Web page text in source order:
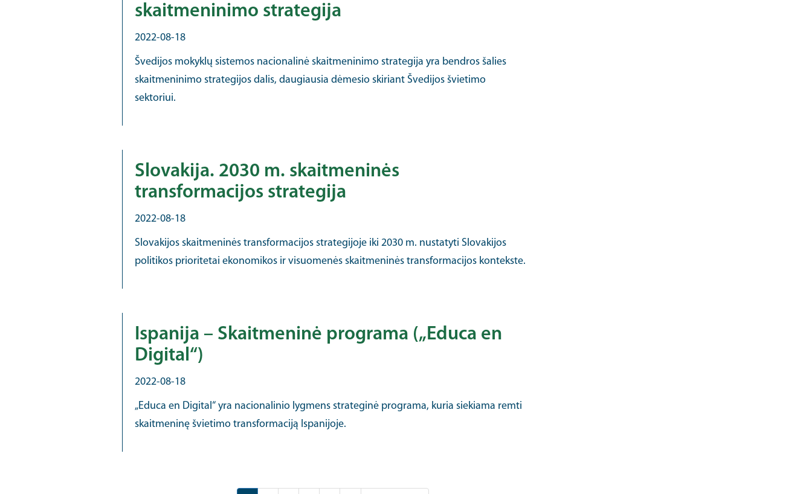
skaitmeninimo strategija
2022-08-18
Švedijos mokyklų sistemos nacionalinė skaitmeninimo strategija yra bendros šalies
skaitmeninimo strategijos dalis, daugiausia dėmesio skiriant Švedijos švietimo
sektoriui.
Slovakija. 2030 m. skaitmeninės
transformacijos strategija
2022-08-18
Slovakijos skaitmeninės transformacijos strategijoje iki 2030 m. nustatyti Slovakijos
politikos prioritetai ekonomikos ir visuomenės skaitmeninės transformacijos kontekste.
Ispanija – Skaitmeninė programa („Educa en
Digital“)
2022-08-18
„Educa en Digital“ yra nacionalinio lygmens strateginė programa, kuria siekiama remti
skaitmeninę švietimo transformaciją Ispanijoje.